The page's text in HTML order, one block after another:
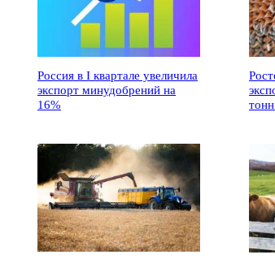
Россия в I квартале увеличила
экспорт минудобрений на
16%